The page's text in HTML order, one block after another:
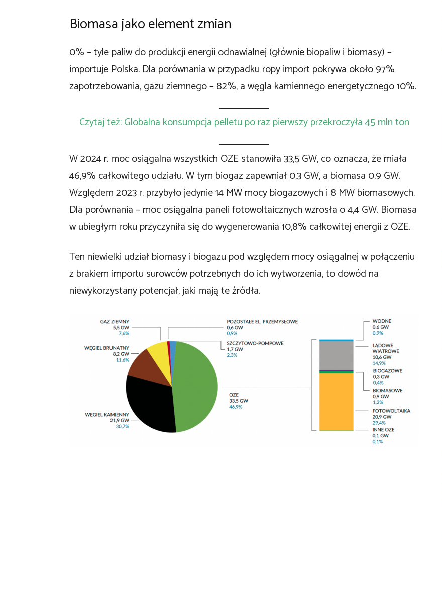
Biomasa jako element zmian
0% – tyle paliw do produkcji energii odnawialnej (głównie biopaliw i biomasy) –
importuje Polska. Dla porównania w przypadku ropy import pokrywa około 97%
zapotrzebowania, gazu ziemnego – 82%, a węgla kamiennego energetycznego 10%.
Czytaj też: Globalna konsumpcja pelletu po raz pierwszy przekroczyła 45 mln ton
W 2024 r. moc osiągalna wszystkich OZE stanowiła 33,5 GW, co oznacza, że miała
46,9% całkowitego udziału. W tym biogaz zapewniał 0,3 GW, a biomasa 0,9 GW.
Względem 2023 r. przybyło jedynie 14 MW mocy biogazowych i 8 MW biomasowych.
Dla porównania – moc osiągalna paneli fotowoltaicznych wzrosła o 4,4 GW. Biomasa
w ubiegłym roku przyczyniła się do wygenerowania 10,8% całkowitej energii z OZE.
Ten niewielki udział biomasy i biogazu pod względem mocy osiągalnej w połączeniu
z brakiem importu surowców potrzebnych do ich wytworzenia, to dowód na
niewykorzystany potencjał, jaki mają te źródła.